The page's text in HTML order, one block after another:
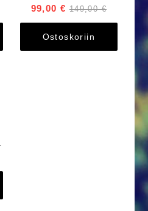
W384 TLR 27,5 x 2.6"
Taittuvakylkinen
99,00 € 149,00 €
Ostoskoriin